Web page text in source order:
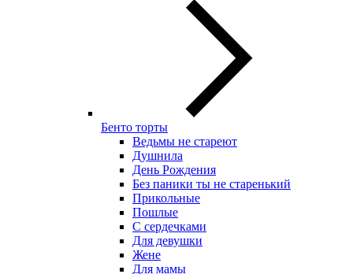
Бенто торты
Ведьмы не стареют
Душнила
День Рождения
Без паники ты не старенький
Прикольные
Пошлые
С сердечками
Для девушки
Жене
Для мамы